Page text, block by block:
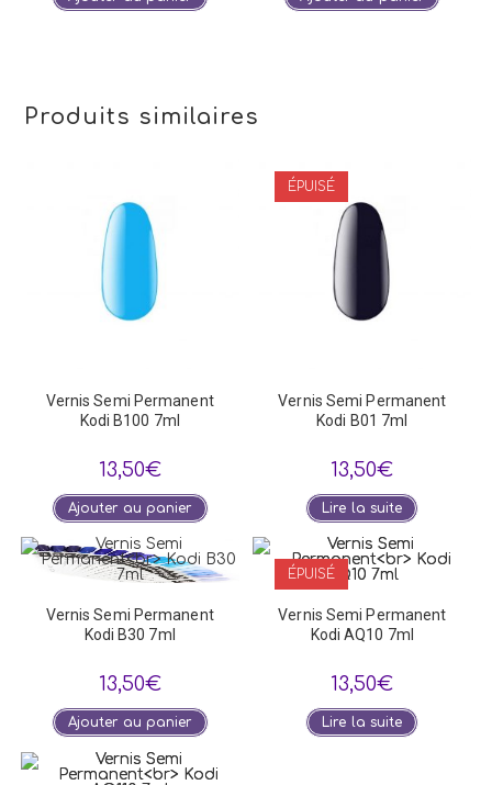
Produits similaires
Vernis Semi Permanent
Kodi B100 7ml
13,50€
Ajouter au panier
ÉPUISÉ
Vernis Semi Permanent
Kodi B01 7ml
13,50€
Lire la suite
Vernis Semi Permanent
Kodi B30 7ml
13,50€
Ajouter au panier
ÉPUISÉ
Vernis Semi Permanent
Kodi AQ10 7ml
13,50€
Lire la suite